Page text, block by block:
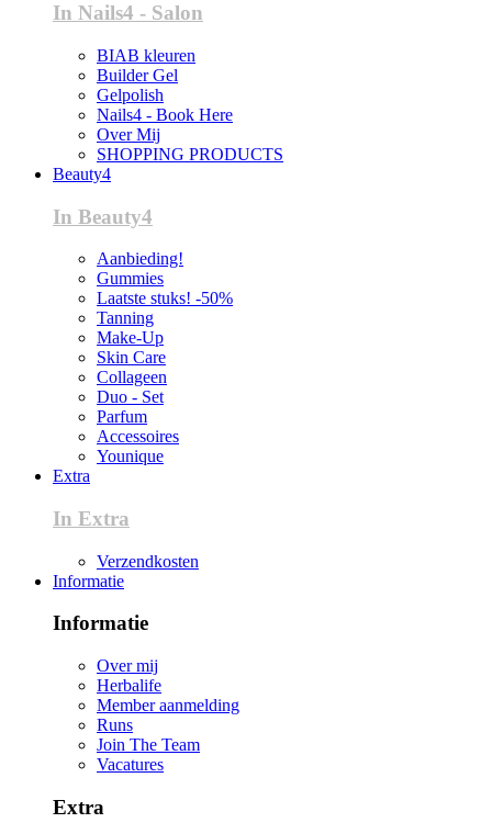
In Nails4 - Salon
BIAB kleuren
Builder Gel
Gelpolish
Nails4 - Book Here
Over Mij
SHOPPING PRODUCTS
Beauty4
In Beauty4
Aanbieding!
Gummies
Laatste stuks! -50%
Tanning
Make-Up
Skin Care
Collageen
Duo - Set
Parfum
Accessoires
Younique
Extra
In Extra
Verzendkosten
Informatie
Informatie
Over mij
Herbalife
Member aanmelding
Runs
Join The Team
Vacatures
Extra